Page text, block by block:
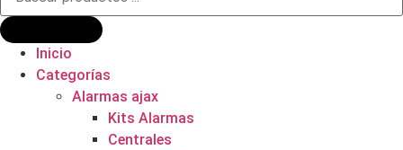
productos
Inicio
Categorías
Alarmas ajax
Kits Alarmas
Centrales